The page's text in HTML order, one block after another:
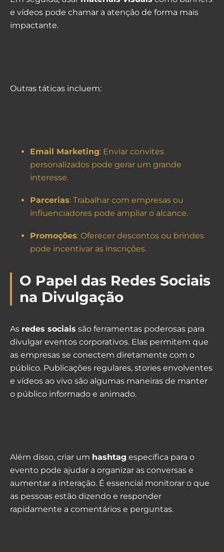
e vídeos pode chamar a atenção de forma mais
impactante.
Outras táticas incluem:
Email Marketing: Enviar convites
personalizados pode gerar um grande
interesse.
Parcerias: Trabalhar com empresas ou
influenciadores pode ampliar o alcance.
Promoções: Oferecer descontos ou brindes
pode incentivar as inscrições.
O Papel das Redes Sociais
na Divulgação
As redes sociais são ferramentas poderosas para
divulgar eventos corporativos. Elas permitem que
as empresas se conectem diretamente com o
público. Publicações regulares, stories envolventes
e vídeos ao vivo são algumas maneiras de manter
o público informado e animado.
Além disso, criar um hashtag específica para o
evento pode ajudar a organizar as conversas e
aumentar a interação. É essencial monitorar o que
as pessoas estão dizendo e responder
rapidamente a comentários e perguntas.